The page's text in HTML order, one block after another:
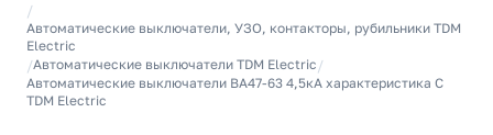
/
Автоматические выключатели, УЗО, контакторы, рубильники TDM
Electric
/Автоматические выключатели TDM Electric /
Автоматические выключатели ВА47-63 4,5кА характеристика C
TDM Electric